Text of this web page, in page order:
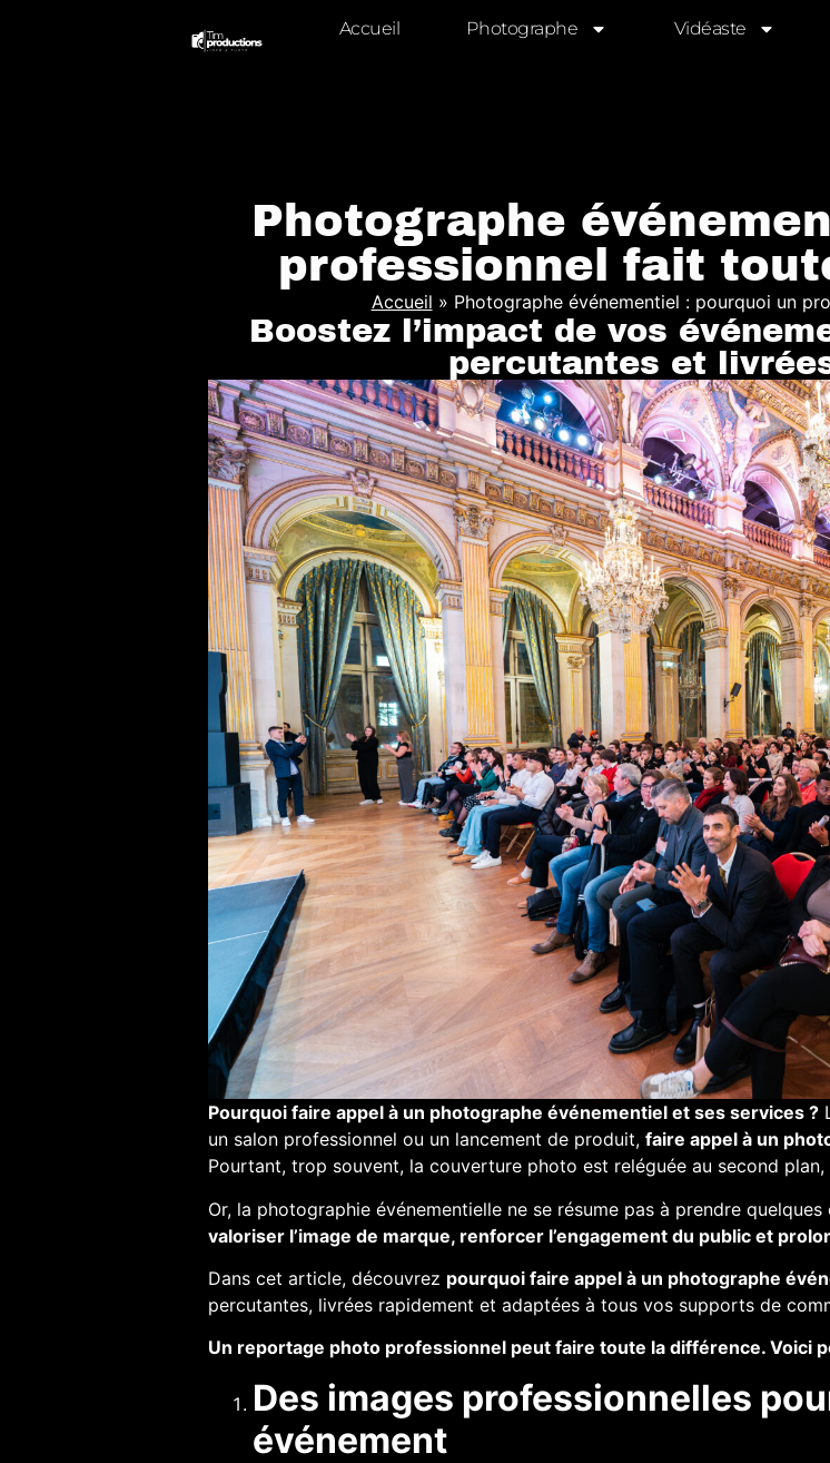
Accueil Photographe Vidéaste
Photographe
professionnel fait
Accueil » Photographe événementiel : pourquoi un
Boostez l’impact de vos
percutantes et
Pourquoi faire appel à un photographe événementiel et ses services ?
un salon professionnel ou un lancement de produit, faire appel à un
Pourtant, trop souvent, la couverture photo est reléguée au second
Or, la photographie événementielle ne se résume pas à prendre quelques
valoriser l’image de marque, renforcer l’engagement du public et
Dans cet article, découvrez pourquoi faire appel à un photographe
percutantes, livrées rapidement et adaptées à tous vos supports de
Un reportage photo professionnel peut faire toute la différence. Voici
Des images professionnelles
événement